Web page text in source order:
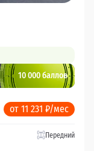
10 000 баллов
от 11 231 ₽/мес
Передний